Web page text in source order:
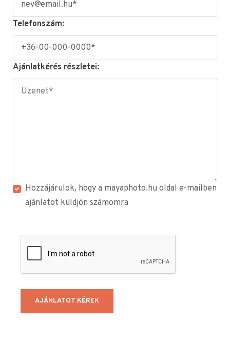
Telefonszám:
Ajánlatkérés részletei:
Hozzájárulok, hogy a mayaphoto.hu oldal e-mailben
ajánlatot küldjön számomra